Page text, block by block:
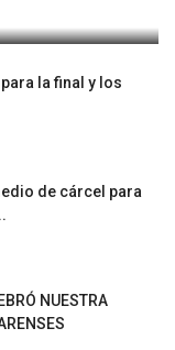
la final y los
de cárcel para
NUESTRA